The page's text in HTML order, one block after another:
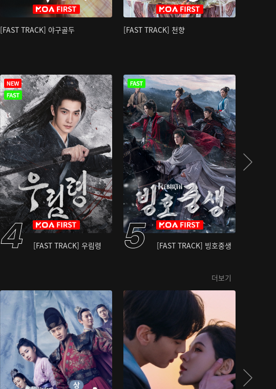
[FAST TRACK] 야구골두 [FAST TRACK] 천향
[FAST TRACK] 우림령 [FAST TRACK] 빙호중생
더보기